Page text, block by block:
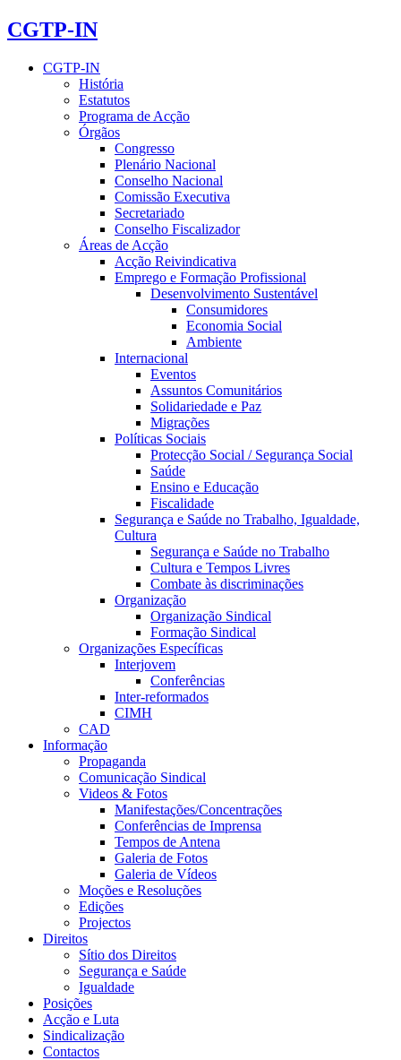
CGTP-IN
CGTP-IN
História
Estatutos
Programa de Acção
Órgãos
Congresso
Plenário Nacional
Conselho Nacional
Comissão Executiva
Secretariado
Conselho Fiscalizador
Áreas de Acção
Acção Reivindicativa
Emprego e Formação Profissional
Desenvolvimento Sustentável
Consumidores
Economia Social
Ambiente
Internacional
Eventos
Assuntos Comunitários
Solidariedade e Paz
Migrações
Políticas Sociais
Protecção Social / Segurança Social
Saúde
Ensino e Educação
Fiscalidade
Segurança e Saúde no Trabalho, Igualdade,
Cultura
Segurança e Saúde no Trabalho
Cultura e Tempos Livres
Combate às discriminações
Organização
Organização Sindical
Formação Sindical
Organizações Específicas
Interjovem
Conferências
Inter-reformados
CIMH
CAD
Informação
Propaganda
Comunicação Sindical
Videos & Fotos
Manifestações/Concentrações
Conferências de Imprensa
Tempos de Antena
Galeria de Fotos
Galeria de Vídeos
Moções e Resoluções
Edições
Projectos
Direitos
Sítio dos Direitos
Segurança e Saúde
Igualdade
Posições
Acção e Luta
Sindicalização
Contactos